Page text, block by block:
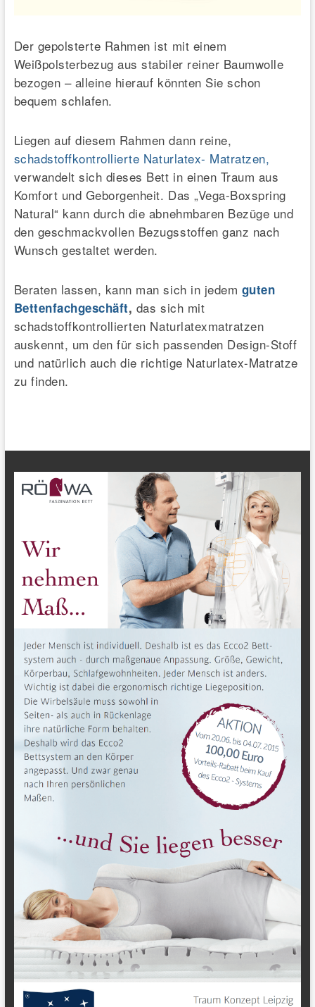
Der gepolsterte Rahmen ist mit einem
Weißpolsterbezug aus stabiler reiner Baumwolle
bezogen – alleine hierauf könnten Sie schon
bequem schlafen.
Liegen auf diesem Rahmen dann reine,
schadstoffkontrollierte Naturlatex- Matratzen,
verwandelt sich dieses Bett in einen Traum aus
Komfort und Geborgenheit. Das „Vega-Boxspring
Natural“ kann durch die abnehmbaren Bezüge und
den geschmackvollen Bezugsstoffen ganz nach
Wunsch gestaltet werden.
Beraten lassen, kann man sich in jedem guten
Bettenfachgeschäft, das sich mit
schadstoffkontrollierten Naturlatexmatratzen
auskennt, um den für sich passenden Design-Stoff
und natürlich auch die richtige Naturlatex-Matratze
zu finden.